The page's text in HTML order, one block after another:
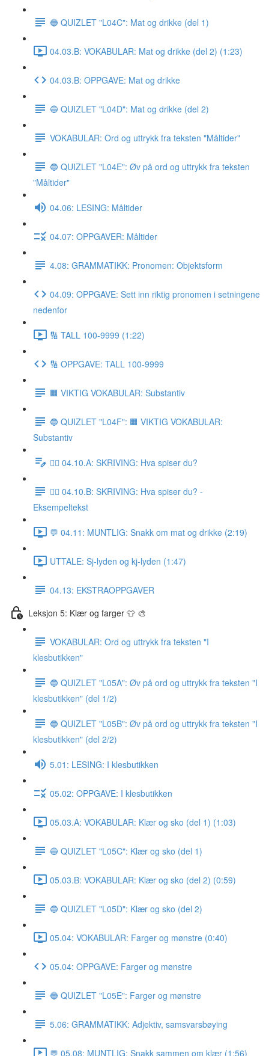
🔵 QUIZLET "L04C": Mat og drikke (del 1)
04.03.B: VOKABULAR: Mat og drikke (del 2) (1:23)
04.03.B: OPPGAVE: Mat og drikke
🔵 QUIZLET "L04D": Mat og drikke (del 2)
VOKABULAR: Ord og uttrykk fra teksten "Måltider"
🔵 QUIZLET "L04E": Øv på ord og uttrykk fra teksten
"Måltider"
04.06: LESING: Måltider
04.07: OPPGAVER: Måltider
4.08: GRAMMATIKK: Pronomen: Objektsform
04.09: OPPGAVE: Sett inn riktig pronomen i setningene
nedenfor
🔢 TALL 100-9999 (1:22)
🔢 OPPGAVE: TALL 100-9999
🟧 VIKTIG VOKABULAR: Substantiv
🔵 QUIZLET "L04F": 🟧 VIKTIG VOKABULAR:
Substantiv
✍🏼 04.10.A: SKRIVING: Hva spiser du?
✍🏼 04.10.B: SKRIVING: Hva spiser du? -
Eksempeltekst
💬 04.11: MUNTLIG: Snakk om mat og drikke (2:19)
UTTALE: Sj-lyden og kj-lyden (1:47)
04.13: EKSTRAOPPGAVER
Leksjon 5: Klær og farger 👕 🎨
VOKABULAR: Ord og uttrykk fra teksten "I
klesbutikken"
🔵 QUIZLET "L05A": Øv på ord og uttrykk fra teksten "I
klesbutikken" (del 1/2)
🔵 QUIZLET "L05B": Øv på ord og uttrykk fra teksten "I
klesbutikken" (del 2/2)
5.01: LESING: I klesbutikken
05.02: OPPGAVE: I klesbutikken
05.03.A: VOKABULAR: Klær og sko (del 1) (1:03)
🔵 QUIZLET "L05C": Klær og sko (del 1)
05.03.B: VOKABULAR: Klær og sko (del 2) (0:59)
🔵 QUIZLET "L05D": Klær og sko (del 2)
05.04: VOKABULAR: Farger og mønstre (0:40)
05.04: OPPGAVE: Farger og mønstre
🔵 QUIZLET "L05E": Farger og mønstre
5.06: GRAMMATIKK: Adjektiv, samsvarsbøying
💬 05.08: MUNTLIG: Snakk sammen om klær (1:56)